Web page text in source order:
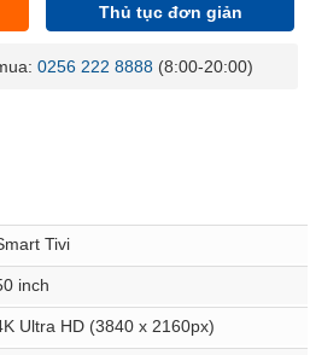
Thủ tục đơn giản
0256 222 8888 (8:00-20:00)
Tivi
inch
Ultra HD (3840 x 2160px)